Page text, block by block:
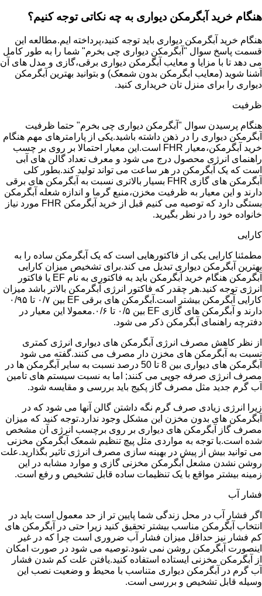
هنگام خرید آبگرمکن دیواری به چه نکاتی توجه کنیم؟
هنگام خرید آبگرمکن دیواری باید توجه کنید،پرداخته ایم.مطالعه این
قسمت پاسخ سوال "آبگرمکن دیواری چی بخرم" شما را به طور کامل
می دهد تا با مزایا و معایب آبگرمکن دیواری برقی،گازی و مدل های آن
آشنا شوید (معایب ابگرمکن بدون شمعک) و بتوانید بهترین آبگرمکن
دیواری را برای منزل تان خریداری کنید.
ظرفیت
هنگام پرسیدن سوال "آبگرمکن دیواری چی بخرم" حتما ظرفیت
آبگرمکن دیواری را در ذهن داشته باشید.یکی از پارامترهای مهم هنگام
خرید آبگرمکن،معیار FHR است.این معیار احتمالا بر روی بر چسب
راهنمای انرژی محصول درج می شود و معرف تعداد گالن های آبی
است که یک آبگرمکن در هر ساعت می تواند تولید کند.بطور کلی
آبگرمکن های گازی FHR بسیار بالاتری نسبت به آبگرمکن های برقی
دارند و این معیار به ظرفیت مخزن،منبع گرما و اندازه شعله آبگرمکن
بستگی دارد که توصیه می کنیم قبل از خرید آبگرمکن FHR مورد نیاز
خانواده خود را در نظر بگیرید.
کارایی
مطمئنا کارایی یکی از فاکتورهایی است که یک آبگرمکن ساده را به
بهترین آبگرمکن دیواری تبدیل می کند.برای تشخیص میزان کارایی
آبگرمکن هنگام خرید آبگرمکن باید به فاکتوری به نام EF یا فاکتور
انرژی توجه کنید.هر چقدر که فاکتور انرژی آبگرمکن بالاتر باشد میزان
کارایی آبگرمکن بیشتر است.آبگرمکن های برقی EF بین ۰/۷ تا ۰/۹۵
دارند و آبگرمکن های گازی EF بین ۰/۵ تا ۰/۶.معمولا این معیار در
دفترچه راهنمای آبگرمکن ذکر می شود.
از نظر کاهش مصرف انرژی آبگرمکن های دیواری انرژی کمتری
نسبت به آبگرمکن های مخزن دار مصرف می کنند.گفته می شود
آبگرمکن های دیواری بین 8 تا 50 درصد نسبت به سایر آبگرمکن ها در
مصرف انرژی صرفه جویی می کنند; اما به نسبت سیستم های تامین
آب گرم جدید مثل مصرف گاز پکیج باید بررسی و مقایسه شود.
زیرا انرژی زیادی صرف گرم نگه داشتن گالن آنها می شود که در
آبگرمکن های بدون مخزن این مشکل وجود ندارد.توجه کنید که میزان
مصرف گاز آبگرمکن های دیواری بر روی برچسب انرژی آن مشخص
شده است.با توجه به مواردی مثل پیچ تنظیم شمعک آبگرمکن مخزنی
می توانید بیش از پیش در بهینه سازی مصرف انرژی تاثیر بگذارید.علت
روشن نشدن مشعل آبگرمکن مخزنی گازی و موارد مشابه در این
زمینه بیشتر مواقع با یک تنظیمات ساده قابل تشخیص و رفع است.
فشار آب
اگر فشار آب در محل زندگی شما پایین تر از حد معمول است باید در
انتخاب آبگرمکن مناسب بیشتر تحقیق کنید زیرا حتی در آبگرمکن های
کم فشار نیز حداقل میزان فشار آب ضروری است چرا که در غیر
اینصورت آبگرمکن روشن نمی شود.توصیه می شود در صورت امکان
از آبگرمکن مخزنی ایستاده استفاده کنید.یافتن علت کم شدن فشار
آب گرم در آبگرمکن دیواری متناسب با محیط و وضعیت نصب این
وسیله قابل تشخیص و بررسی است.